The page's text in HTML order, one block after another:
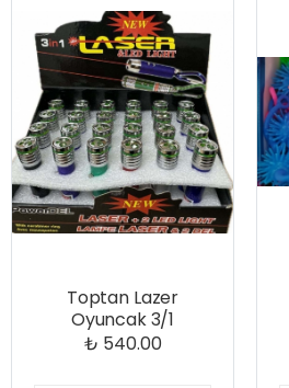
Toptan Lazer
Oyuncak 3/1
₺ 540.00